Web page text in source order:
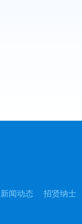
新闻动态 招贤纳士